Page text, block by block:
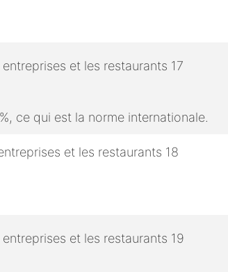
ce qui est la norme internationale.